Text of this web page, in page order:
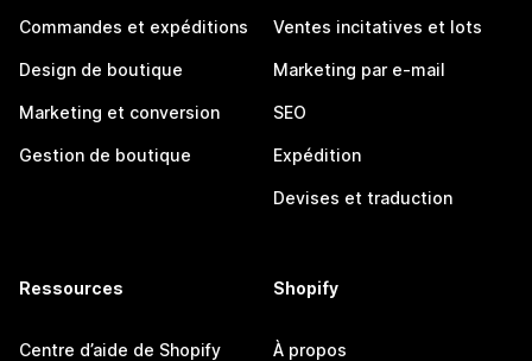
Commandes et expéditions
Design de boutique
Marketing et conversion
Gestion de boutique
Ventes incitatives et lots
Marketing par e-mail
SEO
Expédition
Devises et traduction
Ressources
Centre d’aide de Shopify
Shopify
À propos